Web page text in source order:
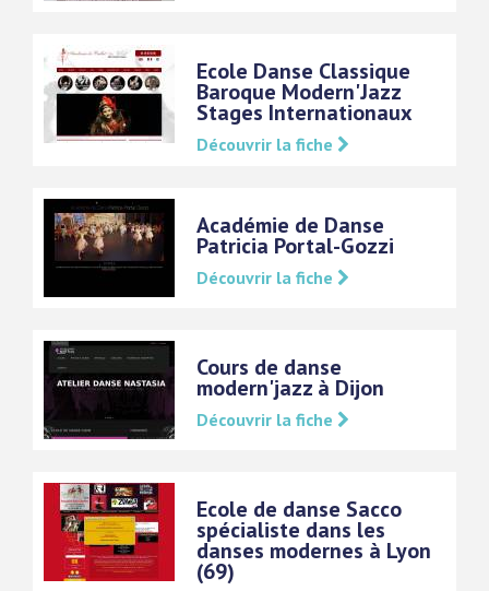
Ecole Danse Classique
Baroque Modern'Jazz
Stages Internationaux
Découvrir la fiche
Académie de Danse
Patricia Portal-Gozzi
Découvrir la fiche
Cours de danse
modern'jazz à Dijon
Découvrir la fiche
Ecole de danse Sacco
spécialiste dans les
danses modernes à Lyon
(69)